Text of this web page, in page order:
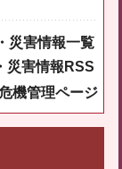
災害情報一覧
災害情報RSS
機管理ページ